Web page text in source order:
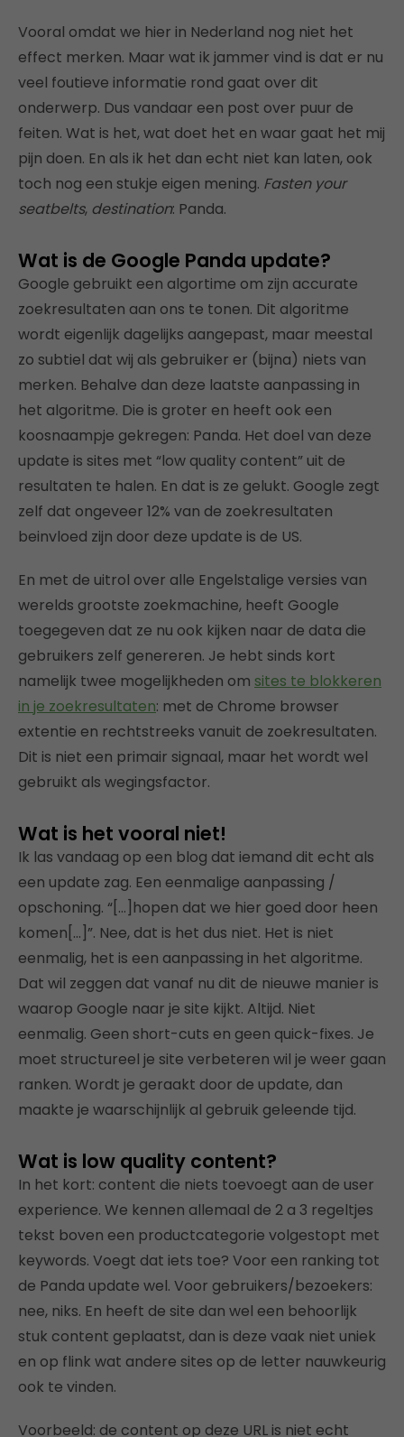
Vooral omdat we hier in Nederland nog niet het
effect merken. Maar wat ik jammer vind is dat er nu
veel foutieve informatie rond gaat over dit
onderwerp. Dus vandaar een post over puur de
feiten. Wat is het, wat doet het en waar gaat het mij
pijn doen. En als ik het dan echt niet kan laten, ook
toch nog een stukje eigen mening. Fasten your
seatbelts, destination: Panda.
Wat is de Google Panda update?
Google gebruikt een algortime om zijn accurate
zoekresultaten aan ons te tonen. Dit algoritme
wordt eigenlijk dagelijks aangepast, maar meestal
zo subtiel dat wij als gebruiker er (bijna) niets van
merken. Behalve dan deze laatste aanpassing in
het algoritme. Die is groter en heeft ook een
koosnaampje gekregen: Panda. Het doel van deze
update is sites met “low quality content” uit de
resultaten te halen. En dat is ze gelukt. Google zegt
zelf dat ongeveer 12% van de zoekresultaten
beinvloed zijn door deze update is de US.
En met de uitrol over alle Engelstalige versies van
werelds grootste zoekmachine, heeft Google
toegegeven dat ze nu ook kijken naar de data die
gebruikers zelf genereren. Je hebt sinds kort
namelijk twee mogelijkheden om sites te blokkeren
in je zoekresultaten: met de Chrome browser
extentie en rechtstreeks vanuit de zoekresultaten.
Dit is niet een primair signaal, maar het wordt wel
gebruikt als wegingsfactor.
Wat is het vooral niet!
Ik las vandaag op een blog dat iemand dit echt als
een update zag. Een eenmalige aanpassing /
opschoning. “[…]hopen dat we hier goed door heen
komen[…]”. Nee, dat is het dus niet. Het is niet
eenmalig, het is een aanpassing in het algoritme.
Dat wil zeggen dat vanaf nu dit de nieuwe manier is
waarop Google naar je site kijkt. Altijd. Niet
eenmalig. Geen short-cuts en geen quick-fixes. Je
moet structureel je site verbeteren wil je weer gaan
ranken. Wordt je geraakt door de update, dan
maakte je waarschijnlijk al gebruik geleende tijd.
Wat is low quality content?
In het kort: content die niets toevoegt aan de user
experience. We kennen allemaal de 2 a 3 regeltjes
tekst boven een productcategorie volgestopt met
keywords. Voegt dat iets toe? Voor een ranking tot
de Panda update wel. Voor gebruikers/bezoekers:
nee, niks. En heeft de site dan wel een behoorlijk
stuk content geplaatst, dan is deze vaak niet uniek
en op flink wat andere sites op de letter nauwkeurig
ook te vinden.
Voorbeeld: de content op deze URL is niet echt